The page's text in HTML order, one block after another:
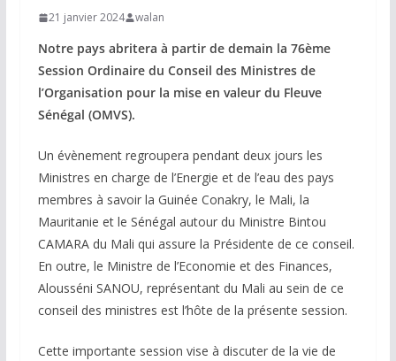
21 janvier 2024 walan
Notre pays abritera à partir de demain la 76ème
Session Ordinaire du Conseil des Ministres de
l’Organisation pour la mise en valeur du Fleuve
Sénégal (OMVS).
Un évènement regroupera pendant deux jours les
Ministres en charge de l’Energie et de l’eau des pays
membres à savoir la Guinée Conakry, le Mali, la
Mauritanie et le Sénégal autour du Ministre Bintou
CAMARA du Mali qui assure la Présidente de ce conseil.
En outre, le Ministre de l’Economie et des Finances,
Alousséni SANOU, représentant du Mali au sein de ce
conseil des ministres est l’hôte de la présente session.
Cette importante session vise à discuter de la vie de